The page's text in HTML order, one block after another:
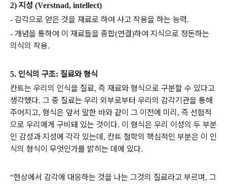
2) 지성 (Verstnad, intellect)
- 감각으로 얻은 것을 재료로 하여 사고 작용을 하는 능력.
- 개념을 통하여 이 재료들을 종합(연결)하여 지식으로 정돈하는
의식의 작용.
5. 인식의 구조: 질료와 형식
칸트는 우리의 인식을 질료, 즉 재료와 형식으로 구분할 수 있다고
생각했다. 그 중 질료는 우리 외부로부터 우리의 감각기관을 통해
주어지고, 형식은 앞서 말한 바와 같이 그 이전에 미리 , 즉 선험적
으로 우리에게 구비돼 있는 것이다. 이 형식은 우리 이성의 두 부분
인 감성과 지성에 각각 있는데 , 칸트 철학의 핵심적인 부분은 이 인
식의 형식이 무엇인가를 밝히는 데에 있다.
“현상에서 감각에 대응하는 것을 나는 그것의 질료라고 부르며 , 그